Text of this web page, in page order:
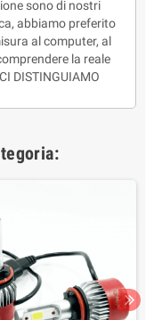
sono di nostri
abbiamo preferito
al computer, al
la reale
DISTINGUIAMO